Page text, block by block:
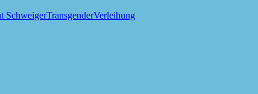
SchweigerTransgenderVerleihung